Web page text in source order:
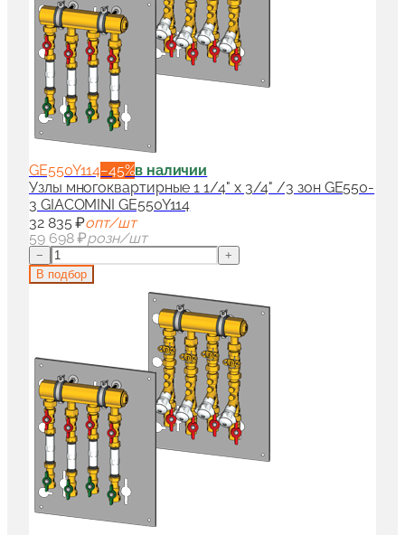
GE550Y114−45%в наличии
Узлы многоквартирные 1 1/4" x 3/4" /3 зон GE550-
3 GIACOMINI GE550Y114
32 835 ₽опт/шт
59 698 ₽розн/шт
−
+
В подбор